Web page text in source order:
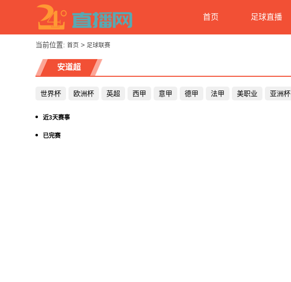
首页 足球直播
当前位置: 首页 > 足球联赛
安道超
世界杯 欧洲杯 英超 西甲 意甲 德甲 法甲 美职业 亚洲杯
近3天赛事
已完赛